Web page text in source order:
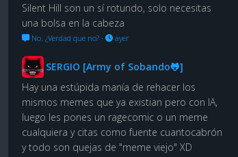
Silent Hill son un sí rotundo, solo necesitas
una bolsa en la cabeza
No. ¿Verdad que no? · ayer
SERGIO [Army of Sobando🐸]
Hay una estúpida manía de rehacer los
mismos memes que ya existian pero con IA,
luego les pones un ragecomic o un meme
cualquiera y citas como fuente cuantocabrón
y todo son quejas de "meme viejo" XD